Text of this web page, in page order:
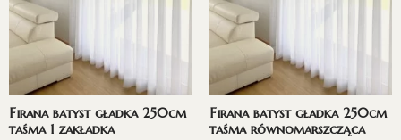
Firana batyst gładka 250cm
taśma 1 zakładka
Firana batyst gładka 250cm
taśma równomarszcząca